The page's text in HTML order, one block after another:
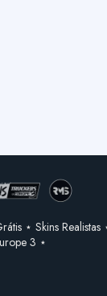
⋆ Skins Realistas
3 ⋆